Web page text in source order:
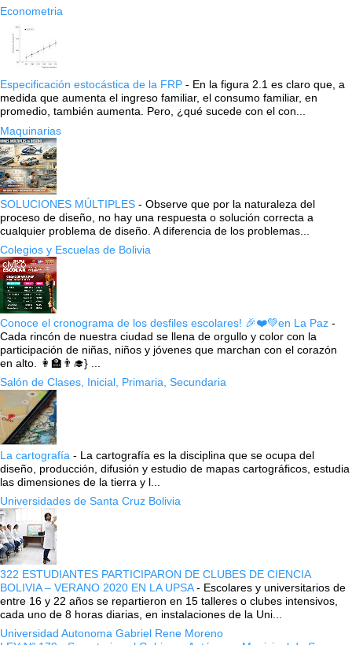
Econometria
Especificación estocástica de la FRP - En la figura 2.1 es claro que, a
medida que aumenta el ingreso familiar, el consumo familiar, en
promedio, también aumenta. Pero, ¿qué sucede con el con...
Maquinarias
SOLUCIONES MÚLTIPLES - Observe que por la naturaleza del
proceso de diseño, no hay una respuesta o solución correcta a
cualquier problema de diseño. A diferencia de los problemas...
Colegios y Escuelas de Bolivia
Conoce el cronograma de los desfiles escolares! 🎉❤️💚en La Paz -
Cada rincón de nuestra ciudad se llena de orgullo y color con la
participación de niñas, niños y jóvenes que marchan con el corazón
en alto. 👩‍🏫👨‍🎓} ...
Salón de Clases, Inicial, Primaria, Secundaria
La cartografía - La cartografía es la disciplina que se ocupa del
diseño, producción, difusión y estudio de mapas cartográficos, estudia
las dimensiones de la tierra y l...
Universidades de Santa Cruz Bolivia
322 ESTUDIANTES PARTICIPARON DE CLUBES DE CIENCIA
BOLIVIA – VERANO 2020 EN LA UPSA- Escolares y universitarios de
entre 16 y 22 años se repartieron en 15 talleres o clubes intensivos,
cada uno de 8 horas diarias, en instalaciones de la Uni...
Universidad Autonoma Gabriel Rene Moreno